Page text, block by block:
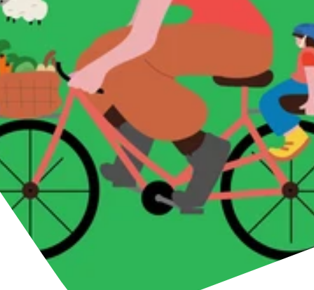
Unser Ziel
Mobilität
Deutsch
+43/5476/6239
info@serfaus-fiss-ladis.at